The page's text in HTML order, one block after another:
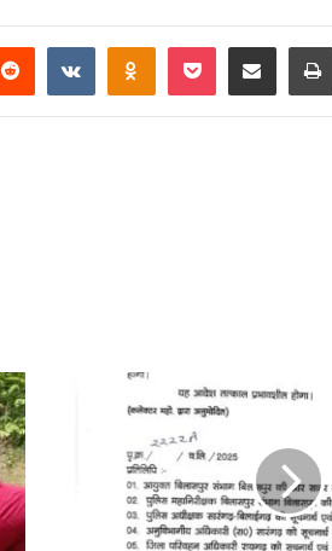
RedditVKontakteOdnoklassniki
PocketShare via Email
*सारंगढ़-
बिलाईगढ़